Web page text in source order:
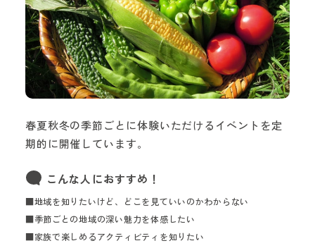
春夏秋冬の季節ごとに体験いただけるイベントを定
期的に開催しています。
こんな人におすすめ！
■地域を知りたいけど、どこを見ていいのかわからない
■季節ごとの地域の深い魅力を体感したい
■家族で楽しめるアクティビティを知りたい